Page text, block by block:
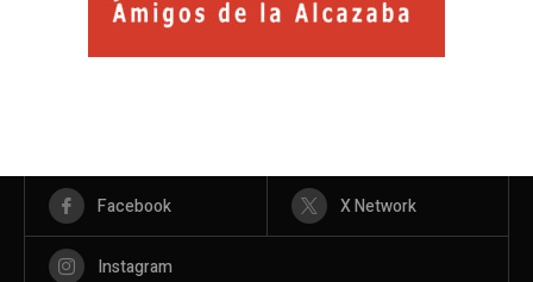
Facebook X Network
Instagram